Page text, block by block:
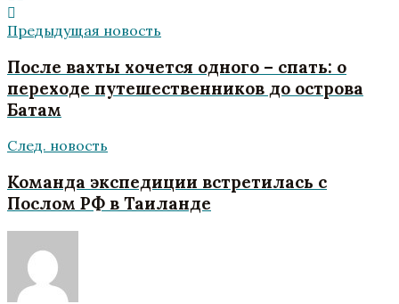
Предыдущая новость
После вахты хочется одного – спать: о
переходе путешественников до острова
Батам
След. новость
Команда экспедиции встретилась с
Послом РФ в Таиланде